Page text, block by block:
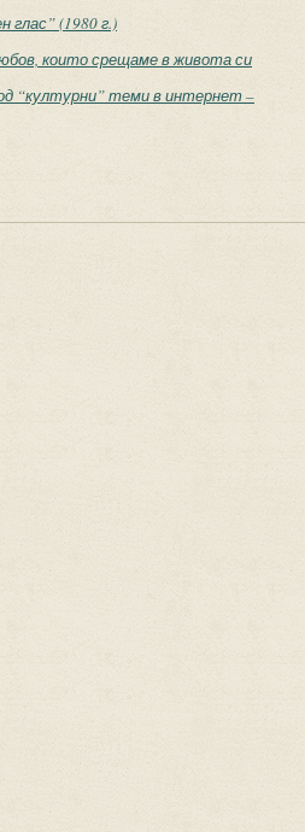
глас” (1980 г.)
които срещаме в живота си
“културни” теми в интернет –